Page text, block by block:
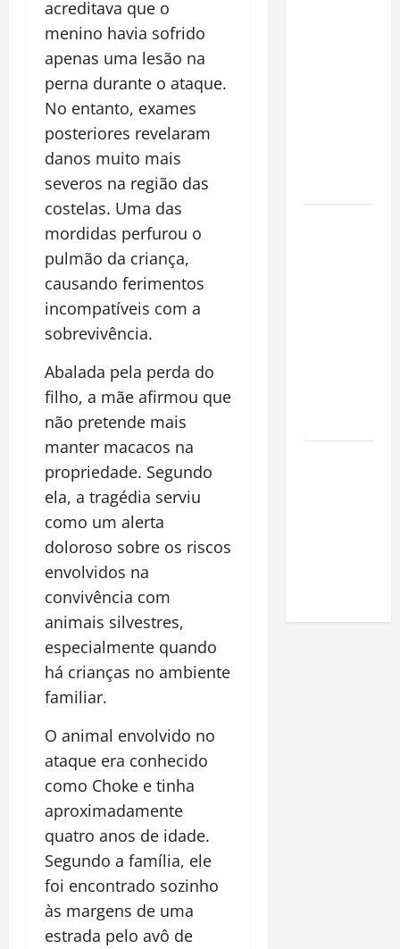
acreditava que o
menino havia sofrido
apenas uma lesão na
perna durante o ataque.
No entanto, exames
posteriores revelaram
danos muito mais
severos na região das
costelas. Uma das
mordidas perfurou o
pulmão da criança,
causando ferimentos
incompatíveis com a
sobrevivência.
Abalada pela perda do
filho, a mãe afirmou que
não pretende mais
manter macacos na
propriedade. Segundo
ela, a tragédia serviu
como um alerta
doloroso sobre os riscos
envolvidos na
convivência com
animais silvestres,
especialmente quando
há crianças no ambiente
familiar.
O animal envolvido no
ataque era conhecido
como Choke e tinha
aproximadamente
quatro anos de idade.
Segundo a família, ele
foi encontrado sozinho
às margens de uma
estrada pelo avô de